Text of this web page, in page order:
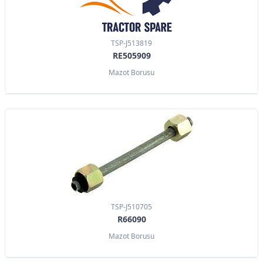
TSP-J513819
RE505909
Mazot Borusu
TSP-J510705
R66090
Mazot Borusu